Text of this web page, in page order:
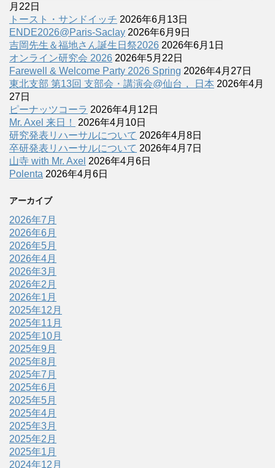
月22日
トースト・サンドイッチ 2026年6月13日
ENDE2026@Paris-Saclay 2026年6月9日
吉岡先生＆福地さん誕生日祭2026 2026年6月1日
オンライン研究会 2026 2026年5月22日
Farewell & Welcome Party 2026 Spring 2026年4月27日
東北支部 第13回 支部会・講演会@仙台， 日本 2026年4月
27日
ピーナッツコーラ 2026年4月12日
Mr. Axel 来日！
2026年4月10日
研究発表リハーサルについて 2026年4月8日
卒研発表リハーサルについて 2026年4月7日
山寺 with Mr. Axel 2026年4月6日
Polenta 2026年4月6日
アーカイブ
2026年7月
2026年6月
2026年5月
2026年4月
2026年3月
2026年2月
2026年1月
2025年12月
2025年11月
2025年10月
2025年9月
2025年8月
2025年7月
2025年6月
2025年5月
2025年4月
2025年3月
2025年2月
2025年1月
2024年12月